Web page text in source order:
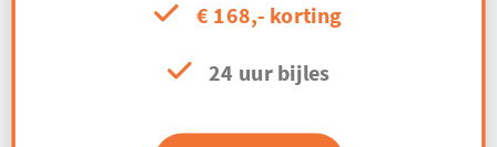
€ 168,- korting
24 uur bijles